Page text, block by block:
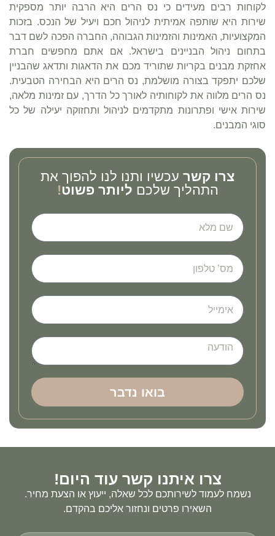
לקוחות רבים מעידים כי נס הרים היא הרבה יותר מספקית
שירות היא שותפה אמיתית לניהול חכם ויעיל של הנכס. בזכות
המקצועיות, האמינות והזמינות הגבוהה, החברה הפכה לשם דבר
בתחום ניהול הבניינים בישראל. אם אתם מחפשים חברת
אחזקת מבנים בקריות שתוריד מכם את הדאגות ותדאג שהבניין
שלכם יתפקד בצורה מושלמת, נס הרים היא הבחירה הטבעית.
נס הרים מלווה את לקוחותיה לאורך כל הדרך, עם זמינות מלאה,
שירות אישי ופתרונות מתקדמים לניהול ותחזוקה יעילה של כל
סוגי המבנים.
צרו קשר עכשיו ותנו לנו להפוך את
התהליך שלכם ליותר פשוט!
בואו נדבר
צרו איתנו קשר עוד היום!
נשמח לעמוד לשירותכם לכל שאלה, ייעוץ או הצעת מחיר.
השאירו פרטים ונחזור אליכם בהקדם.